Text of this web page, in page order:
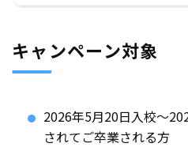
キャンペーン対象
2026年5月20日入校～
されてご卒業される方